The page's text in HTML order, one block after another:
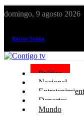
domingo, 9 agosto 2026
Iniciar Sesión
Política
Nacional
Deportes
Mundo